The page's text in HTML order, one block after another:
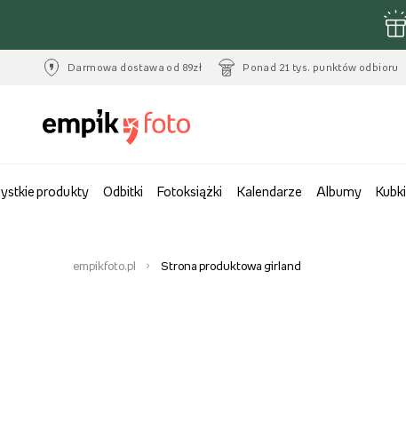
Darmowa dostawa od 89zł Ponad 21 tys. punktów odbioru
produkty Odbitki Fotoksiążki Kalendarze Albumy Kubki
empikfoto.pl Strona produktowa girland